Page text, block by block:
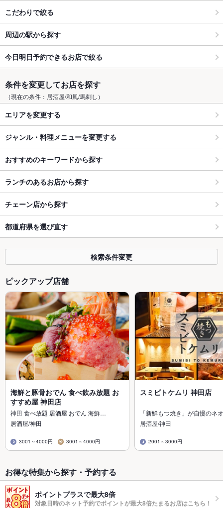
こだわりで絞る
周辺の駅から探す
今日明日予約できるお店で絞る
条件を変更してお店を探す
（現在の条件：居酒屋/和風/馬刺し）
エリアを変更する
ジャンル・料理メニューを変更する
おすすめのキーワードから探す
ランチのあるお店から探す
チェーン店から探す
都道府県を選び直す
検索条件変更
ピックアップ店舗
海鮮と豚骨おでん 食べ飲み放題 お
すすめ屋 神田店
神田 食べ放題 居酒屋 おでん 海鮮…
居酒屋/神田
3001～4000円 3001～4000円
スミビトケムリ 神田店
「新鮮もつ焼き」が自慢のネ
居酒屋/神田
2001～3000円
お得な特集から探す・予約する
ポイントプラスで最大8倍
対象日時のネット予約でポイントが最大8倍たまるお店はこちら！